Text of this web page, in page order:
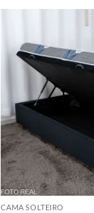
CAMA SOLTEIRO